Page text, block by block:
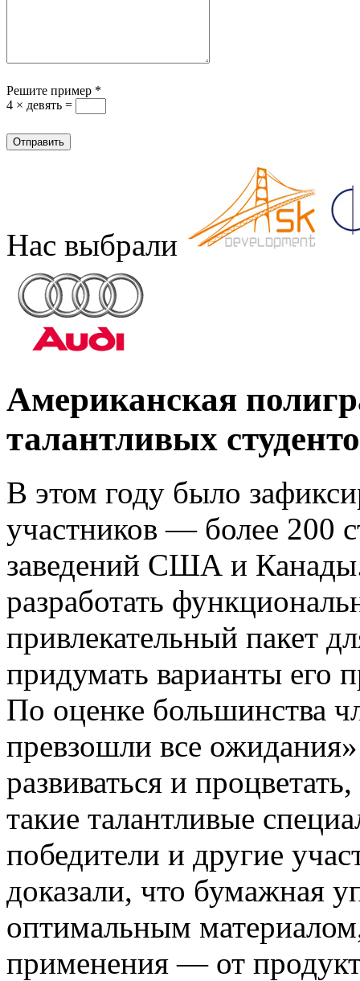
Решите пример *
4 × девять =
Нас выбрали
Американская
талантливых
В этом году было
участников — более 200
заведений США и
разработать
привлекательный пакет
придумать варианты его
По оценке большинства
превзошли все
развиваться и
такие талантливые
победители и другие
доказали, что бумажная
оптимальным
применения — от